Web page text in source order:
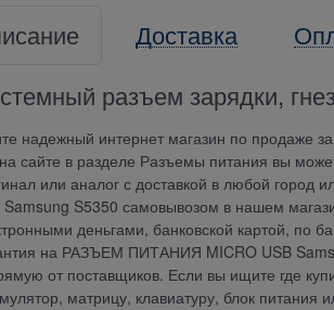
Доставка
разъем зарядки,
надежный интернет магазин по продаже
сайте в разделе Разъемы питания вы
или аналог с доставкой в любой
Samsung S5350 самовывозом в нашем
деньгами, банковской картой, по
на РАЗЪЕМ ПИТАНИЯ MICRO USB
от поставщиков. Если вы ищите где
матрицу, клавиатуру, блок